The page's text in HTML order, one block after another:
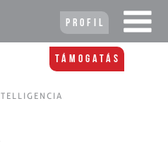
Profil
Támogatás